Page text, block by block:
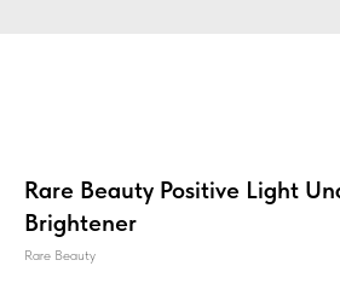
Rare Beauty Positive Light
Brightener
Rare Beauty